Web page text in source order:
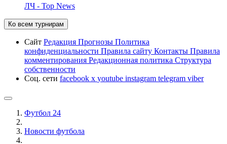
ЛЧ - Top News
Ко всем турнирам
Сайт Редакция Прогнозы Политика
конфиденциальности Правила сайту Контакты Правила
комментирования Редакционная политика Структура
собственности
Соц. сети facebook x youtube instagram telegram viber
Футбол 24
Новости футбола